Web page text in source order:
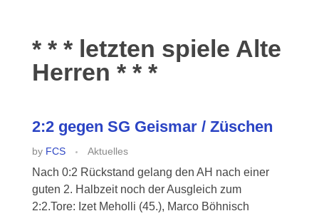
* * * letzten spiele Alte
Herren * * *
2:2 gegen SG Geismar / Züschen
by FCS Aktuelles
Nach 0:2 Rückstand gelang den AH nach einer
guten 2. Halbzeit noch der Ausgleich zum
2:2.Tore: Izet Meholli (45.), Marco Böhnisch